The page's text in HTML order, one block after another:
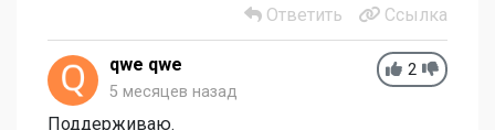
Ответить
Ссылка
2
qwe qwe
5 месяцев назад
Поддерживаю.